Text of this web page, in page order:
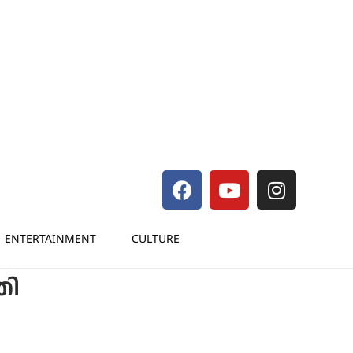
ENTERTAINMENT CULTURE